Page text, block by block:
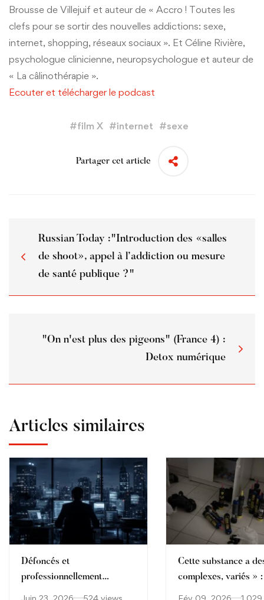
Brousse de Villejuif et auteur de « Accro ! Toutes les
clefs pour se sortir des nouvelles addictions: sexe,
internet, shopping, réseaux sociaux ». Et Céline Rivière,
psychologue clinicienne, neuropsychologue et auteur de
« La câlinothérapie ».
Ecouter et télécharger le podcast
#film X #internet #sexe
Partager cet article
Russian Today :"Introduction des «salles
de shoot», appel à l’addiction ou mesure
de santé publique ?"
"On n'est plus des pigeons" (France 4) :
Detox numérique
Articles similaires
Défoncés et
professionnellement
Cette substance a
complexes, variés »